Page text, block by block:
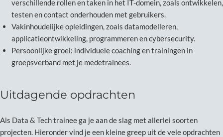
verschillende rollen en taken in het IT-domein, zoals ontwikkelen,
testen en contact onderhouden met gebruikers.
Vakinhoudelijke opleidingen, zoals datamodelleren,
applicatieontwikkeling, programmeren en cybersecurity.
Persoonlijke groei: individuele coaching en trainingen in
groepsverband met je medetrainees.
Uitdagende opdrachten
Als Data & Tech trainee ga je aan de slag met allerlei soorten
projecten. Hieronder vind je een kleine greep uit de vele opdrachten